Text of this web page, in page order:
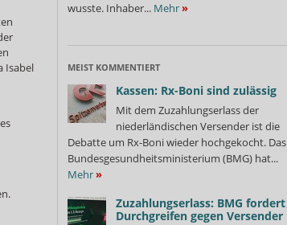
Isabel
wusste. Inhaber... Mehr»
MEIST KOMMENTIERT
Kassen: Rx-Boni sind zulässig
Mit dem Zuzahlungserlass der
niederländischen Versender ist die
Debatte um Rx-Boni wieder hochgekocht. Das
Bundesgesundheitsministerium (BMG) hat...
Mehr»
Zuzahlungserlass: BMG fordert
Durchgreifen gegen Versender